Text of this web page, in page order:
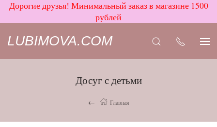
Дорогие друзья! Минимальный заказ в магазине 1500
рублей
LUBIMOVA.COM
Досуг с детьми
Главная